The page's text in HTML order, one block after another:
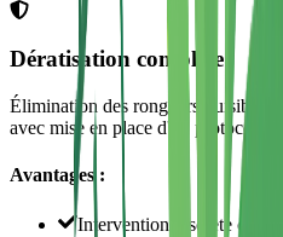
Dératisation complète
Élimination des rongeurs nuisibles
avec mise en place d'un protocole
Avantages :
Intervention discrète